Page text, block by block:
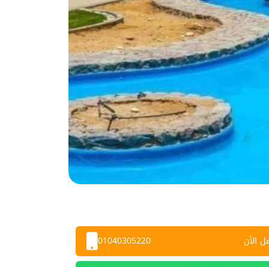
الأن 01040305220